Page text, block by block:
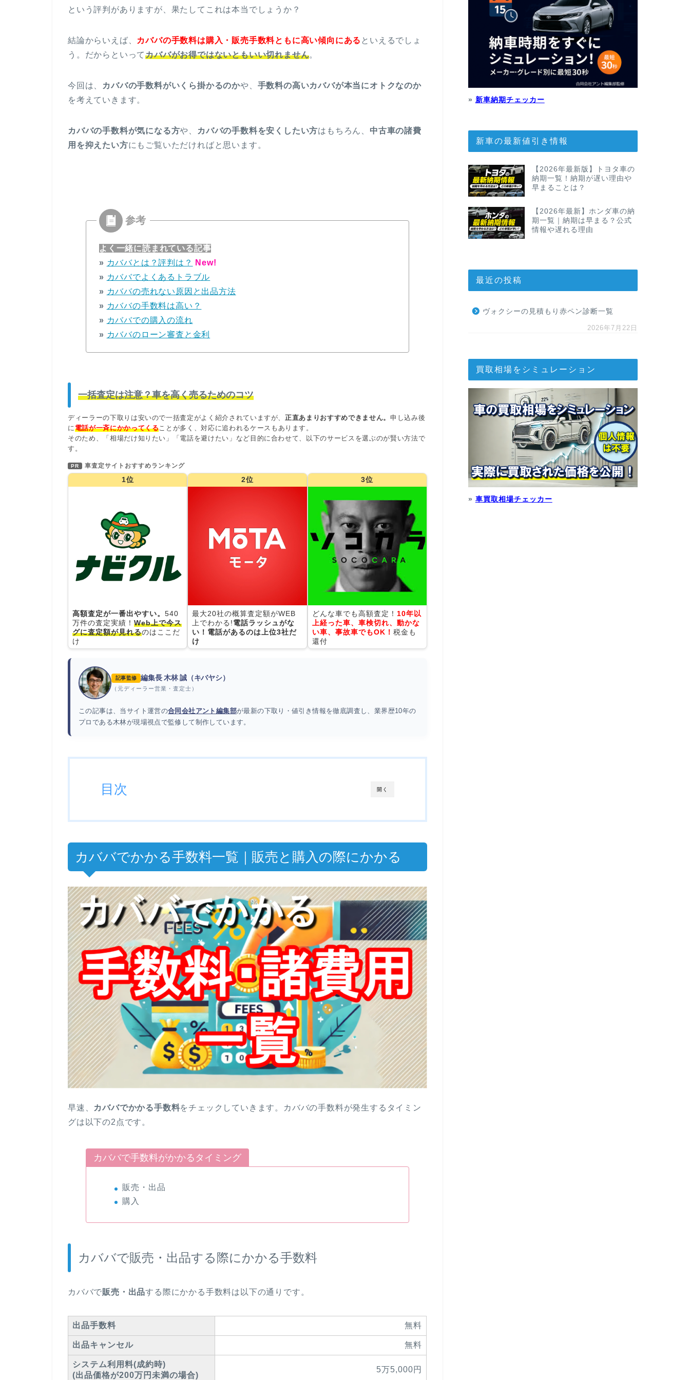
という評判がありますが、果たしてこれは本当でしょうか？
結論からいえば、 カババの手数料は購入・販売手数料ともに高い傾向にある といえるでしょ
う。だからといってカババがお得ではないともいい切れません。
今回は、 カババの手数料がいくら掛かるのかや、 手数料の高いカババが本当にオトクなのか
を考えていきます。
カババの手数料が気になる方や、 カババの手数料を安くしたい方はもちろん、 中古車の諸費
用を抑えたい方にもご覧いただければと思います。
よく一緒に読まれている記事
» カババとは？評判は？
New!
» カババでよくあるトラブル
» カババの売れない原因と出品方法
» カババの手数料は高い？
» カババでの購入の流れ
» カババのローン審査と金利
一括査定は注意？車を高く売るためのコツ
ディーラーの下取りは安いので一括査定がよく紹介されていますが、正直あまりおすすめできません。 申し込み後
に 電話が一斉にかかってくる ことが多く、対応に追われるケースもあります。
そのため、「相場だけ知りたい」「電話を避けたい」など目的に合わせて、以下のサービスを選ぶのが賢い方法で
す。
PR 車査定サイトおすすめランキング
1位
高額査定が一番出やすい。 540
万件の査定実績！ Web上で今ス
グに査定額が見れるのはここだ
け
2位
最大20社の概算査定額がWEB
上でわかる!電話ラッシュがな
い！電話があるのは上位3社だ
け
3位
どんな車でも高額査定！ 10年以
上経った車、車検切れ、動かな
い車、事故車でもOK！ 税金も
還付
記事監修 編集長 木林 誠（キバヤシ）
（元ディーラー営業・査定士）
この記事は、当サイト運営の合同会社アント編集部が最新の下取り・値引き情報を徹底調査し、業界歴10年の
プロである木林が現場視点で監修して制作しています。
開く
目次
カババでかかる手数料一覧｜販売と購入の際にかかる
早速、 カババでかかる手数料をチェックしていきます。カババの手数料が発生するタイミン
グは以下の2点です。
カババで手数料がかかるタイミング
販売・出品
購入
カババで販売・出品する際にかかる手数料
カババで販売・出品する際にかかる手数料は以下の通りです。
出品手数料 無料
出品キャンセル 無料
システム利用料(成約時)
(出品価格が200万円未満の場合)
5万5,000円
» 新車納期チェッカー
新車の最新値引き情報
【2026年最新版】トヨタ車の
納期一覧！納期が遅い理由や
早まることは？
【2026年最新】ホンダ車の納
期一覧｜納期は早まる？公式
情報や遅れる理由
最近の投稿
ヴォクシーの見積もり赤ペン診断一覧
2026年7月22日
買取相場をシミュレーション
» 車買取相場チェッカー